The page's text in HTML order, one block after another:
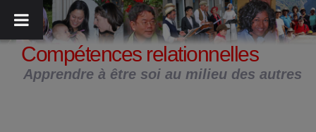
contenu
Compétences relationnelles
Apprendre à être soi au milieu des autres